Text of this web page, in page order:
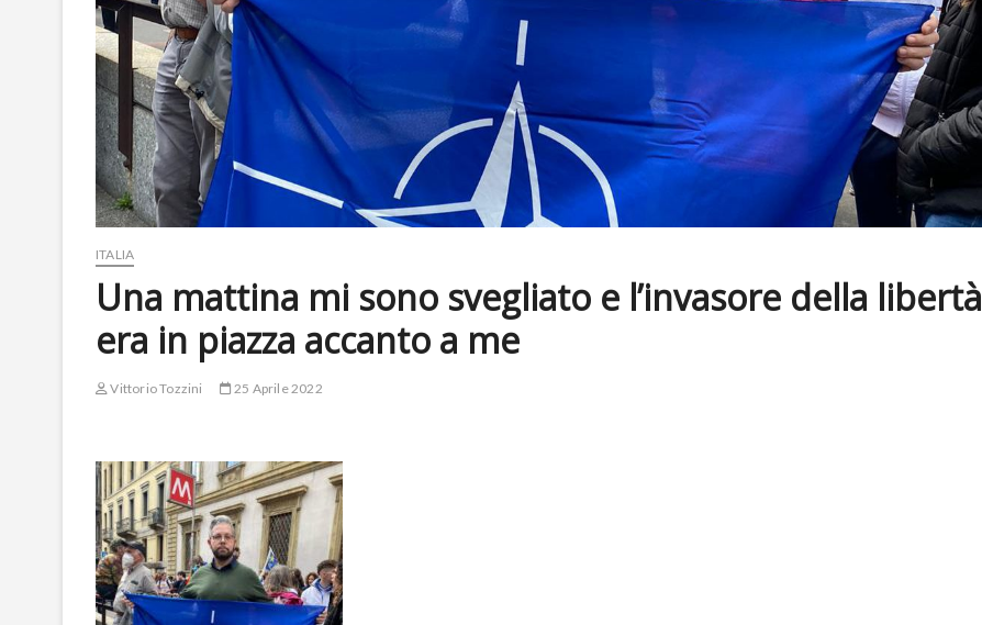
ITALIA
Una mattina mi sono svegliato e l’invasore della libertà
era in piazza accanto a me
Vittorio Tozzini 25 Aprile 2022